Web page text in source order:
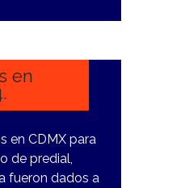
en
en CDMX para
de predial,
fueron dados a